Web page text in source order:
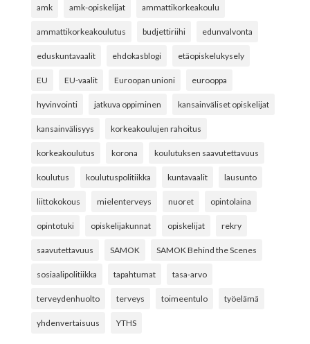
amk amk-opiskelijat ammattikorkeakoulu
ammattikorkeakoulutus budjettiriihi edunvalvonta
eduskuntavaalit ehdokasblogi etäopiskelukysely
EU EU-vaalit Euroopan unioni eurooppa
hyvinvointi jatkuva oppiminen kansainväliset opiskelijat
kansainvälisyys korkeakoulujen rahoitus
korkeakoulutus korona koulutuksen saavutettavuus
koulutus koulutuspolitiikka kuntavaalit lausunto
liittokokous mielenterveys nuoret opintolaina
opintotuki opiskelijakunnat opiskelijat rekry
saavutettavuus SAMOK SAMOK Behind the Scenes
sosiaalipolitiikka tapahtumat tasa-arvo
terveydenhuolto terveys toimeentulo työelämä
yhdenvertaisuus YTHS